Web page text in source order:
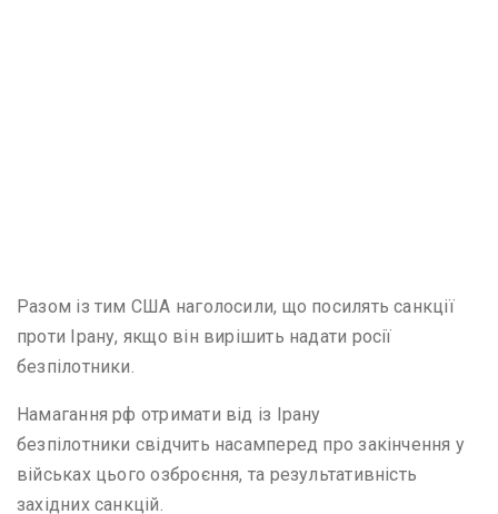
Разом із тим США наголосили, що посилять санкції
проти Ірану, якщо він вирішить надати росії
безпілотники.
Намагання рф отримати від із Ірану
безпілотники свідчить насамперед про закінчення у
військах цього озброєння, та результативність
західних санкцій.